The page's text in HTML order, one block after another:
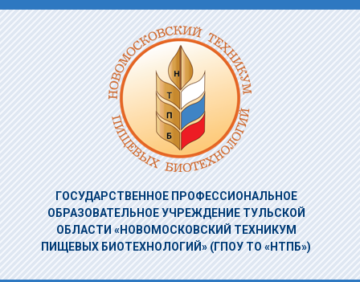
ГОСУДАРСТВЕННОЕ ПРОФЕССИОНАЛЬНОЕ
ОБРАЗОВАТЕЛЬНОЕ УЧРЕЖДЕНИЕТУЛЬСКОЙ
ОБЛАСТИ «НОВОМОСКОВСКИЙ ТЕХНИКУМ
ПИЩЕВЫХ БИОТЕХНОЛОГИЙ» (ГПОУ ТО «НТПБ»)